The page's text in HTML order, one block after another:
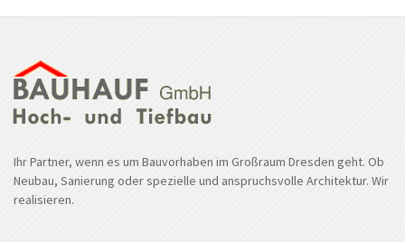
Ihr Partner, wenn es um Bauvorhaben im Großraum Dresden geht. Ob
Neubau, Sanierung oder spezielle und anspruchsvolle Architektur. Wir
realisieren.